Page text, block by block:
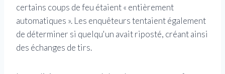
certains coups de feu étaient « entièrement
automatiques ». Les enquêteurs tentaient également
de déterminer si quelqu'un avait riposté, créant ainsi
des échanges de tirs.